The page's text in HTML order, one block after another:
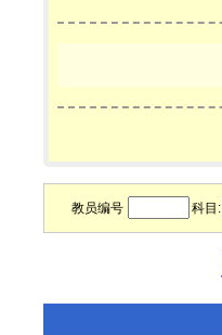
教员编号 科目: